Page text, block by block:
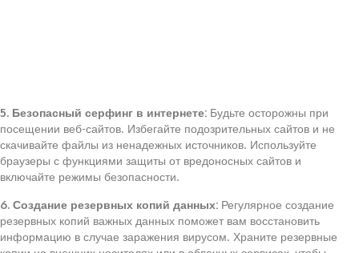
5. Безопасный серфинг в интернете: Будьте осторожны при
посещении веб-сайтов. Избегайте подозрительных сайтов и не
скачивайте файлы из ненадежных источников. Используйте
браузеры с функциями защиты от вредоносных сайтов и
включайте режимы безопасности.
6. Создание резервных копий данных: Регулярное создание
резервных копий важных данных поможет вам восстановить
информацию в случае заражения вирусом. Храните резервные